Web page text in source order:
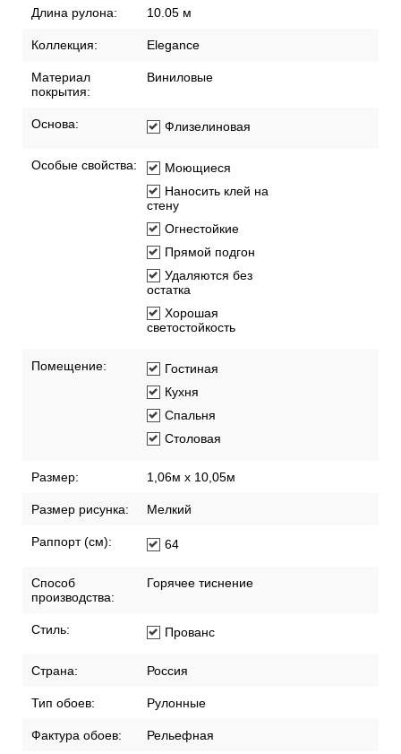
Длина рулона: 10.05 м
Коллекция: Elegance
Материал
покрытия:
Виниловые
Основа: Флизелиновая
Особые свойства:
Моющиеся
Наносить клей на
стену
Огнестойкие
Прямой подгон
Удаляются без
остатка
Хорошая
светостойкость
Помещение:
Гостиная
Кухня
Спальня
Столовая
Размер: 1,06м х 10,05м
Размер рисунка: Мелкий
Раппорт (см): 64
Способ
производства:
Горячее тиснение
Стиль: Прованс
Страна: Россия
Тип обоев: Рулонные
Фактура обоев: Рельефная